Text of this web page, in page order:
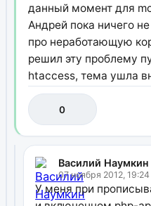
данный момент для
Андрей пока ничего
про неработающую
решил эту проблему
htaccess, тема ушла
0
Василий Наумкин
07 ноября 2012, 19:24
У меня при